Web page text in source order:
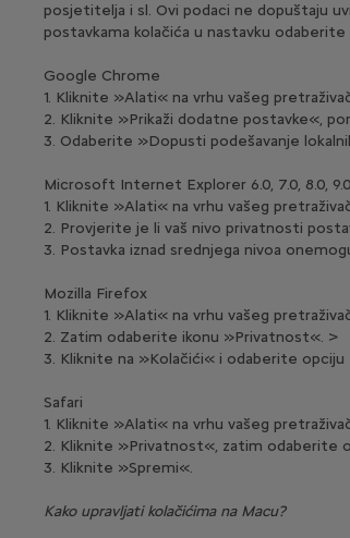
posjetitelja i sl. Ovi podaci ne dopuštaju
postavkama kolačića u nastavku
Google Chrome
1. Kliknite »Alati« na vrhu vašeg
2. Kliknite »Prikaži dodatne postavke«,
3. Odaberite »Dopusti podešavanje
Microsoft Internet Explorer 6.0, 7.0, 8.0, 9.0
1. Kliknite »Alati« na vrhu vašeg
2. Provjerite je li vaš nivo privatnosti
3. Postavka iznad srednjega nivoa
Mozilla Firefox
1. Kliknite »Alati« na vrhu vašeg
2. Zatim odaberite ikonu »Privatnost«. >
3. Kliknite na »Kolačići« i odaberite
Safari
1. Kliknite »Alati« na vrhu vašeg
2. Kliknite »Privatnost«, zatim odaberite
3. Kliknite »Spremi«.
Kako upravljati kolačićima na Macu?